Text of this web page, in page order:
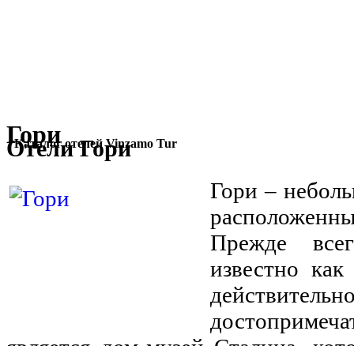
Гори
Каталог отелей Vinzamo Tur
Отели Гори
Гори –
Прежде
известно